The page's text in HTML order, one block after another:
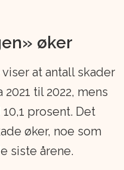
øker
at antall skader
til 2022, mens
prosent. Det
øker, noe som
siste årene.